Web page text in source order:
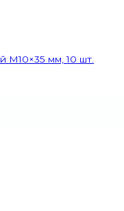
М10×35 мм, 10 шт.